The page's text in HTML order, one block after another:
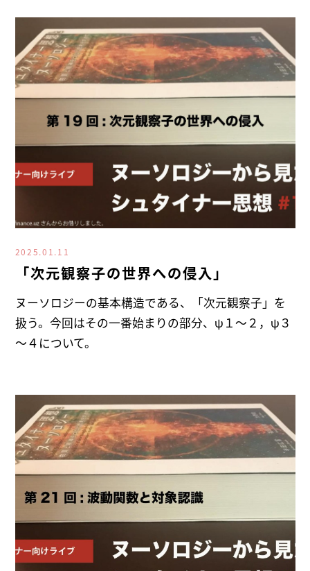
2025.01.11
「次元観察子の世界への侵入」
ヌーソロジーの基本構造である、「次元観察子」を
扱う。今回はその一番始まりの部分、ψ１～２，ψ３
～４について。